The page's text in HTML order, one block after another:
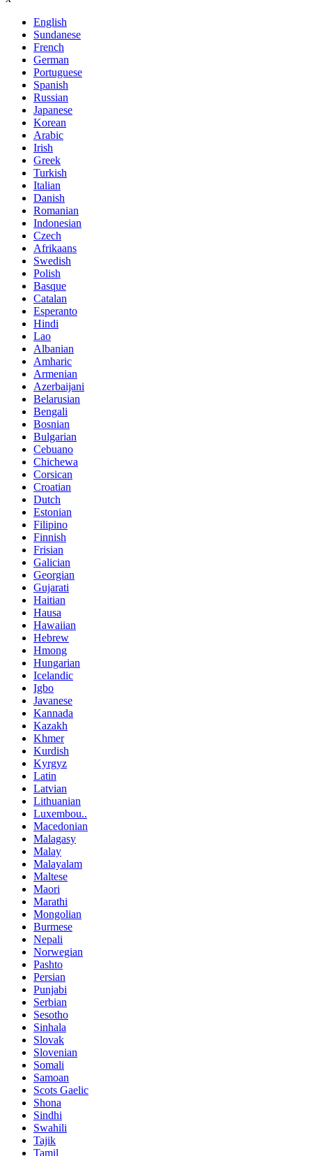
English
Sundanese
French
German
Portuguese
Spanish
Russian
Japanese
Korean
Arabic
Irish
Greek
Turkish
Italian
Danish
Romanian
Indonesian
Czech
Afrikaans
Swedish
Polish
Basque
Catalan
Esperanto
Hindi
Lao
Albanian
Amharic
Armenian
Azerbaijani
Belarusian
Bengali
Bosnian
Bulgarian
Cebuano
Chichewa
Corsican
Croatian
Dutch
Estonian
Filipino
Finnish
Frisian
Galician
Georgian
Gujarati
Haitian
Hausa
Hawaiian
Hebrew
Hmong
Hungarian
Icelandic
Igbo
Javanese
Kannada
Kazakh
Khmer
Kurdish
Kyrgyz
Latin
Latvian
Lithuanian
Luxembou..
Macedonian
Malagasy
Malay
Malayalam
Maltese
Maori
Marathi
Mongolian
Burmese
Nepali
Norwegian
Pashto
Persian
Punjabi
Serbian
Sesotho
Sinhala
Slovak
Slovenian
Somali
Samoan
Scots Gaelic
Shona
Sindhi
Swahili
Tajik
Tamil